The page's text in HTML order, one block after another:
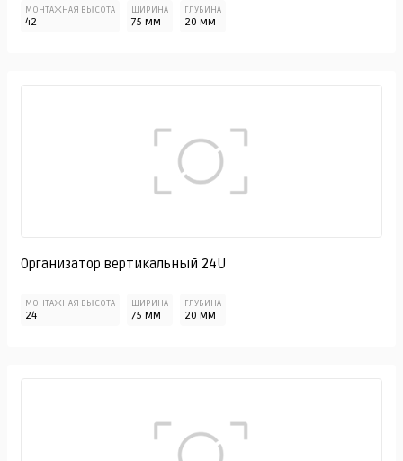
МОНТАЖНАЯ ВЫСОТА
42
ШИРИНА
75 мм
ГЛУБИНА
20 мм
Организатор вертикальный 24U
МОНТАЖНАЯ ВЫСОТА
24
ШИРИНА
75 мм
ГЛУБИНА
20 мм